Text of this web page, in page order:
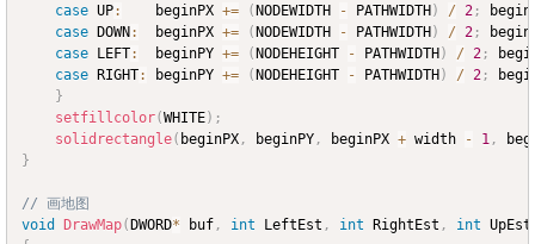
case UP:
	beginPX
+= (NODEWIDTH - PATHWIDTH) / 2 ;
case DOWN:
	beginPX
+= (NODEWIDTH - PATHWIDTH) / 2 ;
case LEFT:
	beginPY
+= (NODEHEIGHT - PATHWIDTH) / 2 ;
case RIGHT:
	beginPY
+= (NODEHEIGHT - PATHWIDTH) / 2 ;
}
setfillcolor(WHITE) ;
solidrectangle( beginPX , beginPY , beginPX + width - 1 ,
}
// 画地图
void
DrawMap(DWORD* buf , int LeftEst , int RightEst , int UpEst